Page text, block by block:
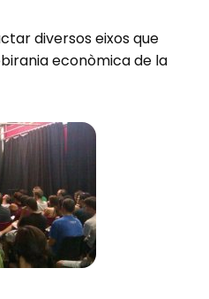
diversos eixos que
econòmica de la